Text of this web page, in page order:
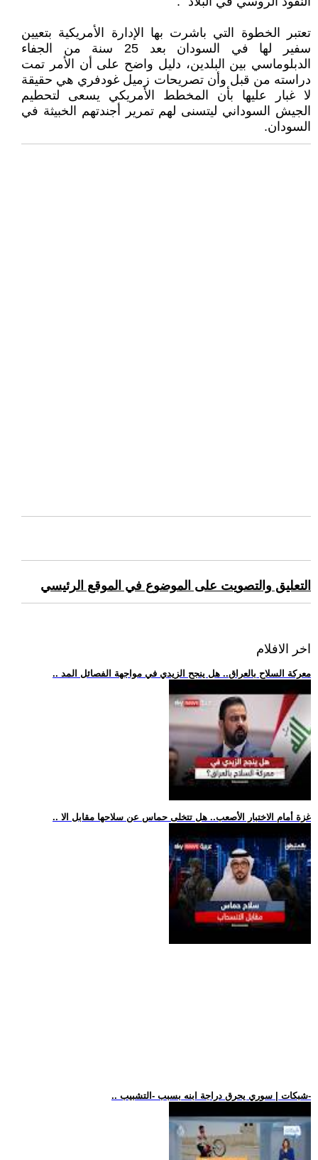
تعتبر الخطوة التي باشرت بها الإدارة الأمريكية بتعيين
سفير لها في السودان بعد 25 سنة من الجفاء
الدبلوماسي بين البلدين، دليل واضح على أن الأمر تمت
دراسته من قبل وأن تصريحات زميل غودفري هي حقيقة
لا غبار عليها بأن المخطط الأمريكي يسعى لتحطيم
الجيش السوداني ليتسنى لهم تمرير أجندتهم الخبيثة في
السودان.
التعليق والتصويت على الموضوع في الموقع الرئيسي
اخر الافلام
.. معركة السلاح بالعراق.. هل ينجح الزيدي في مواجهة الفصائل المد
.. غزة أمام الاختبار الأصعب.. هل تتخلى حماس عن سلاحها مقابل الا
.. شبكات | سوري يحرق دراجة ابنه بسبب -التشبيب-